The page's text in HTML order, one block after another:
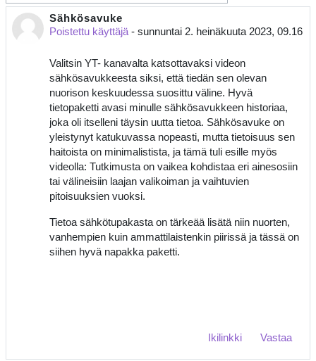
Sähkösavuke
Poistettu käyttäjä - sunnuntai 2. heinäkuuta 2023, 09.16
Vastausten määrä: 0
Valitsin YT- kanavalta katsottavaksi videon
sähkösavukkeesta siksi, että tiedän sen olevan
nuorison keskuudessa suosittu väline. Hyvä
tietopaketti avasi minulle sähkösavukkeen historiaa,
joka oli itselleni täysin uutta tietoa. Sähkösavuke on
yleistynyt katukuvassa nopeasti, mutta tietoisuus sen
haitoista on minimalistista, ja tämä tuli esille myös
videolla: Tutkimusta on vaikea kohdistaa eri ainesosiin
tai välineisiin laajan valikoiman ja vaihtuvien
pitoisuuksien vuoksi.
Tietoa sähkötupakasta on tärkeää lisätä niin nuorten,
vanhempien kuin ammattilaistenkin piirissä ja tässä on
siihen hyvä napakka paketti.
Ikilinkki Vastaa